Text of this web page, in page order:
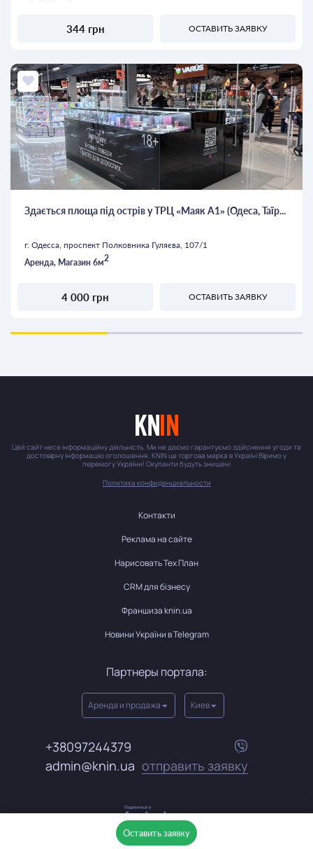
Оставить заявку
344 грн ОСТАВИТЬ ЗАЯВКУ
Здається площа під острів у ТРЦ «Маяк А1» (Одеса, Таїр...
г. Одесса, проспект Полковника Гуляєва, 107/1
Аренда, Магазин 6м2
4 000 грн ОСТАВИТЬ ЗАЯВКУ
Цей сайт несе інформаційну діяльність. Ми не даємо гарантуємо здійснення угоди та
достовірну інформацію оголошення. KNIN це торгова марка в Україні Віримо у
перемогу України! Окупанти будуть знищені
Политика конфиденциальности
Контакти
Реклама на сайте
Нарисовать Тех План
CRM для бізнесу
Франшиза knin.ua
Новини України в Telegram
Партнеры портала:
Аренда и продажа Киев
+38097244379
admin@knin.ua отправить заявку